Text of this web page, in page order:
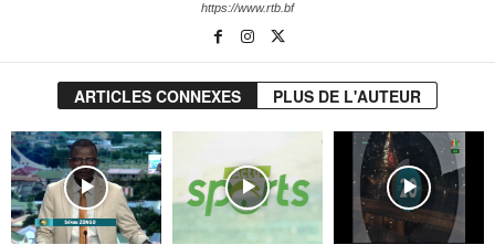
https://www.rtb.bf
ARTICLES CONNEXES PLUS DE L'AUTEUR